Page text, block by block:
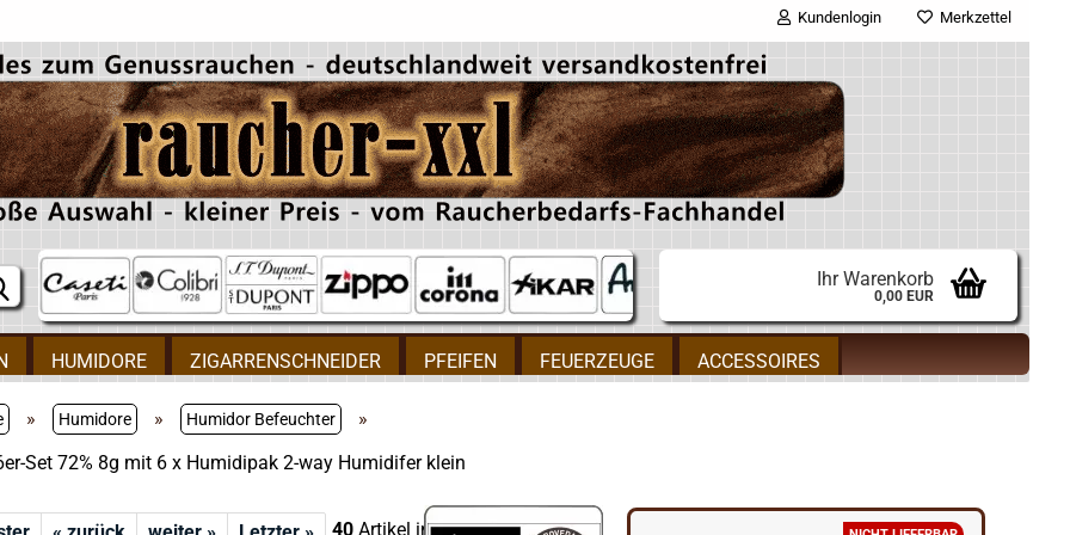
Kundenlogin
E-Mail
Passwort
Konto erstellen
Passwort vergessen?
Merkzettel
Ihr Warenkorb
0,00 EUR
HUMIDORE ZIGARRENSCHNEIDER PFEIFEN FEUERZEUGE ACCESSOIRES
» Humidore » Humidor Befeuchter
»
Set 72% 8g mit 6 x Humidipak 2-way Humidifer klein
40 Artikel in dieser Kategorie